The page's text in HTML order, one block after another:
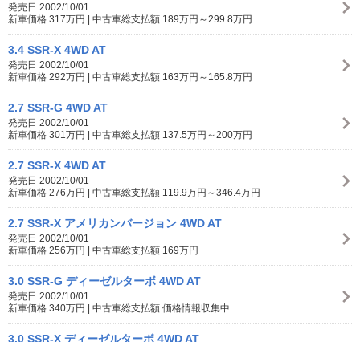
発売日 2002/10/01
新車価格 317万円 | 中古車総支払額 189万円～299.8万円
3.4 SSR-X 4WD AT
発売日 2002/10/01
新車価格 292万円 | 中古車総支払額 163万円～165.8万円
2.7 SSR-G 4WD AT
発売日 2002/10/01
新車価格 301万円 | 中古車総支払額 137.5万円～200万円
2.7 SSR-X 4WD AT
発売日 2002/10/01
新車価格 276万円 | 中古車総支払額 119.9万円～346.4万円
2.7 SSR-X アメリカンバージョン 4WD AT
発売日 2002/10/01
新車価格 256万円 | 中古車総支払額 169万円
3.0 SSR-G ディーゼルターボ 4WD AT
発売日 2002/10/01
新車価格 340万円 | 中古車総支払額 価格情報収集中
3.0 SSR-X ディーゼルターボ 4WD AT